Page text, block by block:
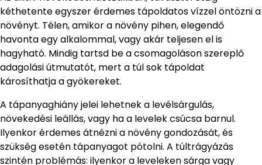
kéthetente egyszer érdemes tápoldatos vízzel öntözni a
növényt. Télen, amikor a növény pihen, elegendő
havonta egy alkalommal, vagy akár teljesen el is
hagyható. Mindig tartsd be a csomagoláson szereplő
adagolási útmutatót, mert a túl sok tápoldat
károsíthatja a gyökereket.
A tápanyaghiány jelei lehetnek a levélsárgulás,
növekedési leállás, vagy ha a levelek csúcsa barnul.
Ilyenkor érdemes átnézni a növény gondozását, és
szükség esetén tápanyagot pótolni. A túltrágyázás
szintén problémás: ilyenkor a leveleken sárga vagy